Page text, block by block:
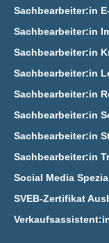
Sachbearbeiter:in
Sachbearbeiter:in
Sachbearbeiter:in
Sachbearbeiter:in
Sachbearbeiter:in
Sachbearbeiter:in
Sachbearbeiter:in
Sachbearbeiter:in
Social Media
SVEB-Zertifikat